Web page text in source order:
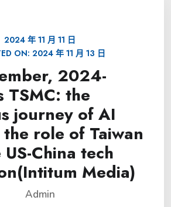
2024 年 11 月 11 日
ON: 2024 年 11 月 13 日
2024-
TSMC: the
journey of AI
role of Taiwan
China tech
Media)
Admin